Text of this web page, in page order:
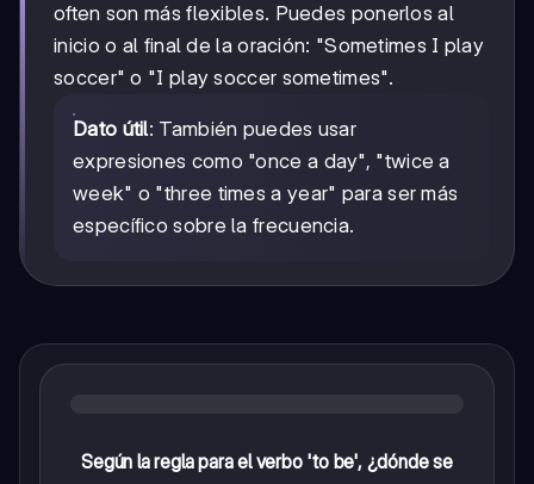
often son más flexibles. Puedes ponerlos al
inicio o al final de la oración: "Sometimes I play
soccer" o "I play soccer sometimes".
Dato útil: También puedes usar
expresiones como "once a day", "twice a
week" o "three times a year" para ser más
específico sobre la frecuencia.
Según la regla para el verbo 'to be', ¿dónde se